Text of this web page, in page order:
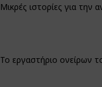
Μικρές ιστορίες για την
Το εργαστήριο ονείρων